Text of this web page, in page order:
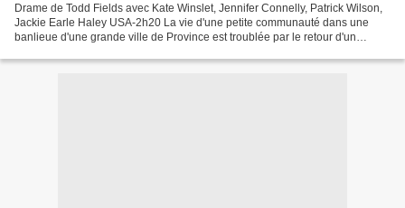
Drame de Todd Fields avec Kate Winslet, Jennifer Connelly, Patrick Wilson,
Jackie Earle Haley USA-2h20 La vie d'une petite communauté dans une
banlieue d'une grande ville de Province est troublée par le retour d'un